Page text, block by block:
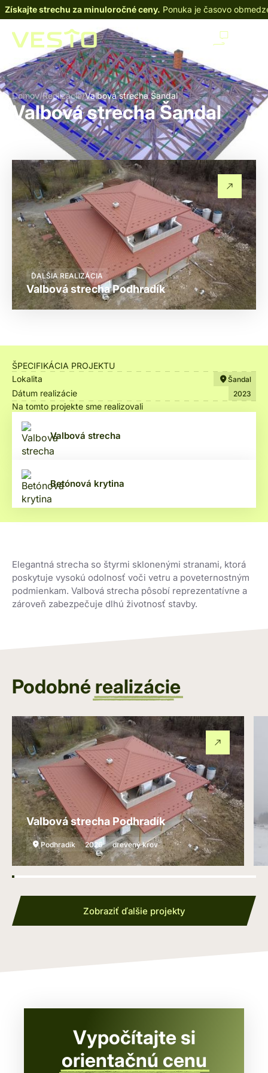
Získajte strechu za minuloročné ceny. Ponuka je časovo
Domov/Realizácie/Valbová strecha Šandal
Valbová strecha Šandal
ĎALŠIA REALIZÁCIA
Valbová strecha Podhradík
Elegantná strecha so štyrmi sklonenými stranami, ktorá
poskytuje vysokú odolnosť voči vetru a poveternostným
podmienkam. Valbová strecha pôsobí reprezentatívne a
zároveň zabezpečuje dlhú životnosť stavby.
ŠPECIFIKÁCIA PROJEKTU
Lokalita
Šandal
Dátum realizácie 2023
Na tomto projekte sme realizovali
Valbová strecha
Betónová krytina
Podobné realizácie
Zobraziť ďalšie projekty
Valbová strecha Podhradík
Podhradík 2026 drevený krov
Vypočítajte si
orientačnú cenu